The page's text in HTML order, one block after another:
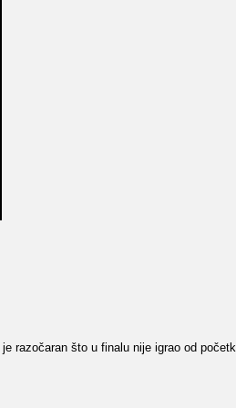
razočaran što u finalu nije igrao od